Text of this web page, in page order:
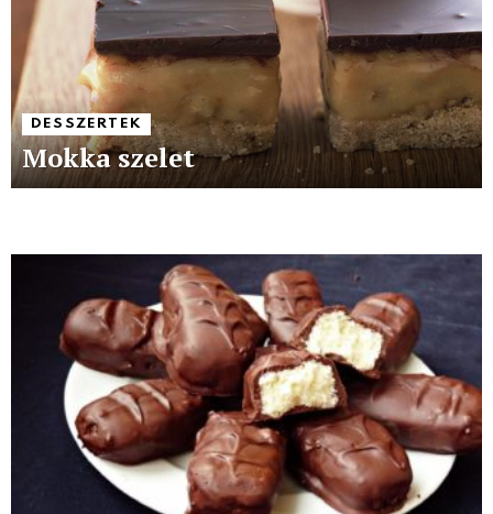
DESSZERTEK
Mokka szelet